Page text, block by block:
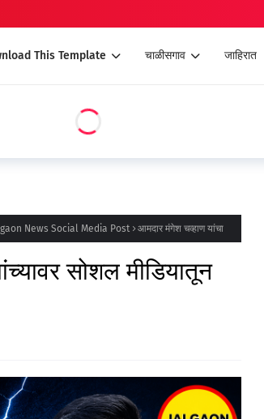
This Template चाळीसगाव जाहिरात
News Social Media Post आमदार मंगेश चव्हाण यांचा
सोशल मीडियातून
जळगाव